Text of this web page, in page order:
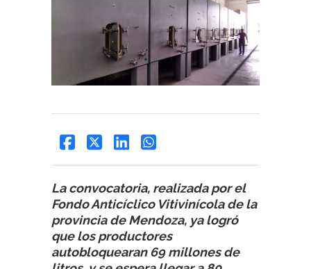
La convocatoria, realizada por el
Fondo Anticíclico Vitivinícola de la
provincia de Mendoza, ya logró
que los productores
autobloquearan 69 millones de